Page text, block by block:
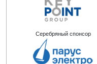
Серебряный спонсор